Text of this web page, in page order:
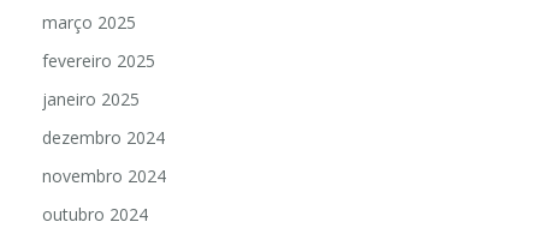
março 2025
fevereiro 2025
janeiro 2025
dezembro 2024
novembro 2024
outubro 2024